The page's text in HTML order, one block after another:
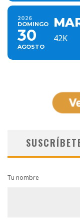
2026
DOMINGO
30
AGOSTO
42K
Tu nombre